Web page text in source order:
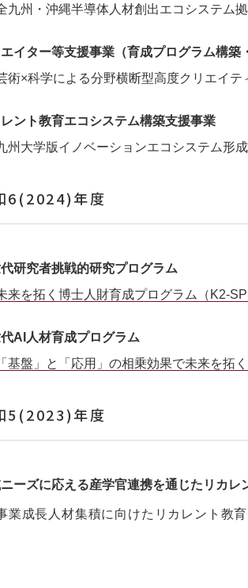
九州・沖縄半導体人材創出エコシステム
イター等支援事業（育成プログラム構築
術×科学による分野横断型高度クリエイテ
レント教育エコシステム構築支援事業
州大学版イノベーションエコシステム形
6(2024)年度
研究者挑戦的研究プログラム
来を拓く博士人財育成プログラム（K2-
AI人材育成プログラム
「基盤」と「応用」の相乗効果で未来を拓
5(2023)年度
ーズに応える産学官連携を通じたリカ
業成長人材集積に向けたリカレント教